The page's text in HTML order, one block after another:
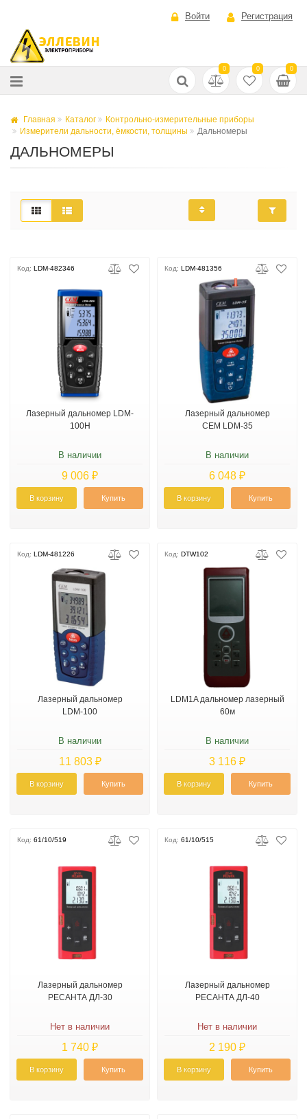
Войти Регистрация
0 0 0
Главная Каталог
Контрольно-измерительные приборы
Измерители дальности, ёмкости, толщины
Дальномеры
ДАЛЬНОМЕРЫ
Код: LDM-482346
Лазерный дальномер LDM-
100H
В наличии
9 006 ₽
В корзину Купить
Код: LDM-481356
Лазерный дальномер
CEM LDM-35
В наличии
6 048 ₽
В корзину Купить
Код: LDM-481226
Лазерный дальномер
LDM-100
В наличии
11 803 ₽
В корзину Купить
Код: DTW102
LDM1A дальномер лазерный
60м
В наличии
3 116 ₽
В корзину Купить
Код: 61/10/519
Лазерный дальномер
РЕСАНТА ДЛ-30
Нет в наличии
1 740 ₽
В корзину Купить
Код: 61/10/515
Лазерный дальномер
РЕСАНТА ДЛ-40
Нет в наличии
2 190 ₽
В корзину Купить